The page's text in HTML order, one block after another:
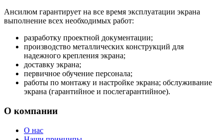
Ансилюм гарантирует на все время эксплуатации экрана
выполнение всех необходимых работ:
разработку проектной документации;
производство металлических конструкций для
надежного крепления экрана;
доставку экрана;
первичное обучение персонала;
работы по монтажу и настройке экрана; обслуживание
экрана (гарантийное и послегарантийное).
О компании
О нас